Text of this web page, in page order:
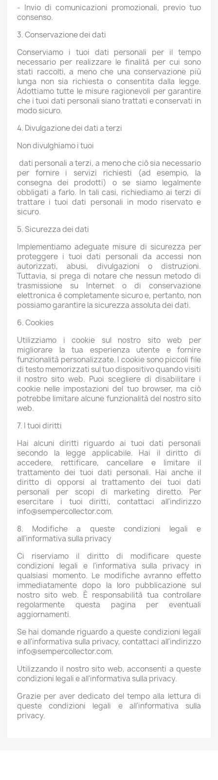
- Invio di comunicazioni promozionali, previo tuo
consenso.
3. Conservazione dei dati
Conserviamo i tuoi dati personali per il tempo
necessario per realizzare le finalità per cui sono
stati raccolti, a meno che una conservazione più
lunga non sia richiesta o consentita dalla legge.
Adottiamo tutte le misure ragionevoli per garantire
che i tuoi dati personali siano trattati e conservati in
modo sicuro.
4. Divulgazione dei dati a terzi
Non divulghiamo i tuoi
dati personali a terzi, a meno che ciò sia necessario
per fornire i servizi richiesti (ad esempio, la
consegna dei prodotti) o se siamo legalmente
obbligati a farlo. In tali casi, richiediamo ai terzi di
trattare i tuoi dati personali in modo riservato e
sicuro.
5. Sicurezza dei dati
Implementiamo adeguate misure di sicurezza per
proteggere i tuoi dati personali da accessi non
autorizzati, abusi, divulgazioni o distruzioni.
Tuttavia, si prega di notare che nessun metodo di
trasmissione su Internet o di conservazione
elettronica è completamente sicuro e, pertanto, non
possiamo garantire la sicurezza assoluta dei dati.
6. Cookies
Utilizziamo i cookie sul nostro sito web per
migliorare la tua esperienza utente e fornire
funzionalità personalizzate. I cookie sono piccoli file
di testo memorizzati sul tuo dispositivo quando visiti
il nostro sito web. Puoi scegliere di disabilitare i
cookie nelle impostazioni del tuo browser, ma ciò
potrebbe limitare alcune funzionalità del nostro sito
web.
7. I tuoi diritti
Hai alcuni diritti riguardo ai tuoi dati personali
secondo la legge applicabile. Hai il diritto di
accedere, rettificare, cancellare e limitare il
trattamento dei tuoi dati personali. Hai anche il
diritto di opporsi al trattamento dei tuoi dati
personali per scopi di marketing diretto. Per
esercitare i tuoi diritti, contattaci all'indirizzo
info@sempercollector.com.
8. Modifiche a queste condizioni legali e
all'informativa sulla privacy
Ci riserviamo il diritto di modificare queste
condizioni legali e l'informativa sulla privacy in
qualsiasi momento. Le modifiche avranno effetto
immediatamente dopo la loro pubblicazione sul
nostro sito web. È responsabilità tua controllare
regolarmente questa pagina per eventuali
aggiornamenti.
Se hai domande riguardo a queste condizioni legali
e all'informativa sulla privacy, contattaci all'indirizzo
info@sempercollector.com.
Utilizzando il nostro sito web, acconsenti a queste
condizioni legali e all'informativa sulla privacy.
Grazie per aver dedicato del tempo alla lettura di
queste condizioni legali e all'informativa sulla
privacy.